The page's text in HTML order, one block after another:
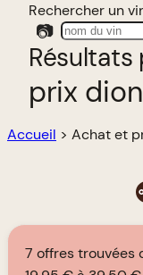
Rechercher un
📷
Résultats
prix
Accueil > Achat et
7 offres trouvées